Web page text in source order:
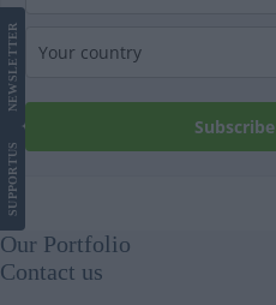
Subscribe
SUPPORT
US
NEWS
LETTER
Our Portfolio
Contact us